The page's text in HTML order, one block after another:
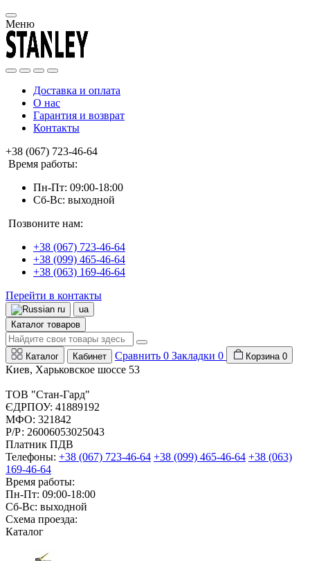
Меню
Доставка и оплата
О нас
Гарантия и возврат
Контакты
+38 (067) 723-46-64
Время работы:
Пн-Пт: 09:00-18:00
Сб-Вс: выходной
Позвоните нам:
+38 (067) 723-46-64
+38 (099) 465-46-64
+38 (063) 169-46-64
Перейти в контакты
ru
ua
Каталог товаров
Каталог Кабинет Сравнить 0 Закладки 0 Корзина 0
Киев, Харьковское шоссе 53
ТОВ "Стан-Гард"
ЄДРПОУ: 41889192
МФО: 321842
Р/Р: 26006053025043
Платник ПДВ
Телефоны: +38 (067) 723-46-64 +38 (099) 465-46-64 +38 (063)
169-46-64
Время работы:
Пн-Пт: 09:00-18:00
Сб-Вс: выходной
Схема проезда:
Каталог